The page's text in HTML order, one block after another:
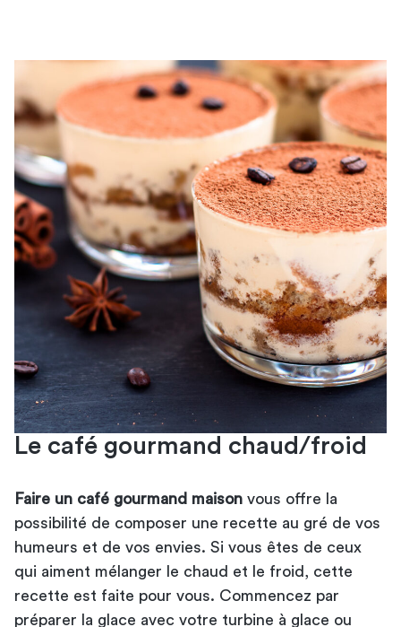
Le café gourmand chaud/froid
Faire un café gourmand maison vous offre la
possibilité de composer une recette au gré de vos
humeurs et de vos envies. Si vous êtes de ceux
qui aiment mélanger le chaud et le froid, cette
recette est faite pour vous. Commencez par
préparer la glace avec votre turbine à glace ou